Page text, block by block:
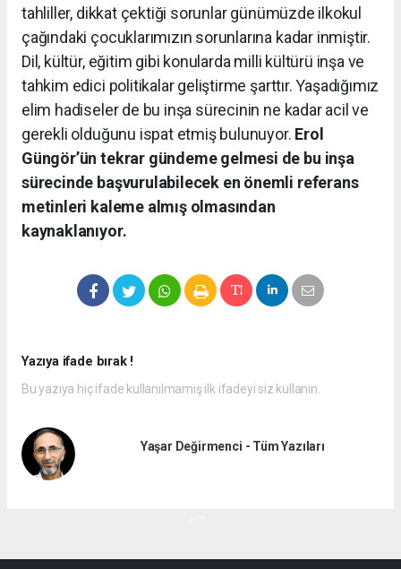
tahliller, dikkat çektiği sorunlar günümüzde ilkokul
çağındaki çocuklarımızın sorunlarına kadar inmiştir.
Dil, kültür, eğitim gibi konularda milli kültürü inşa ve
tahkim edici politikalar geliştirme şarttır. Yaşadığımız
elim hadiseler de bu inşa sürecinin ne kadar acil ve
gerekli olduğunu ispat etmiş bulunuyor. Erol
Güngör’ün tekrar gündeme gelmesi de bu inşa
sürecinde başvurulabilecek en önemli referans
metinleri kaleme almış olmasından
kaynaklanıyor.
Yazıya ifade bırak !
Bu yazıya hiç ifade kullanılmamış ilk ifadeyi siz kullanın.
Yaşar Değirmenci - Tüm Yazıları